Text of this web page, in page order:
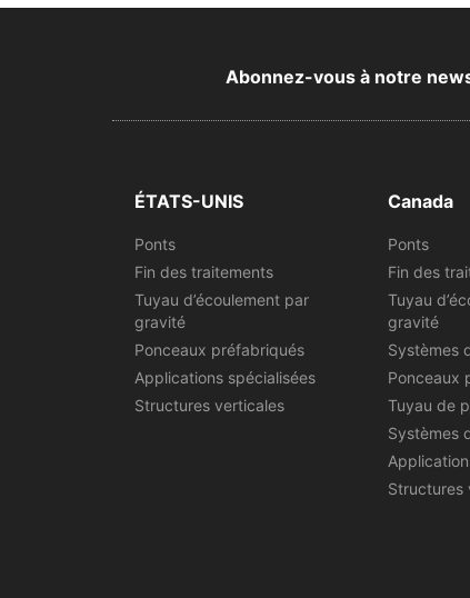
Abonnez-vous à notre
ÉTATS-UNIS
Ponts
Fin des traitements
Tuyau d’écoulement par
gravité
Ponceaux préfabriqués
Applications spécialisées
Structures verticales
Canada
Ponts
Fin des
Tuyau
gravité
Systèmes
Ponceaux
Tuyau de
Systèmes
Structures